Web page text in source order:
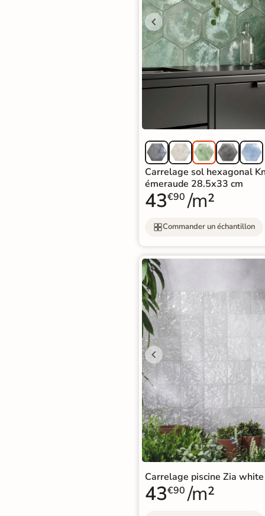
05 82 95 56 76
9h–12h30 / 13h30–18h
contact@reflex-groupe.fr
Service
fiableCarrelage sol hexagonal
émeraude 28.5x33 cm
43€90 /m²
Commander un échantillon
Carrelage piscine Zia
43€90 /m²